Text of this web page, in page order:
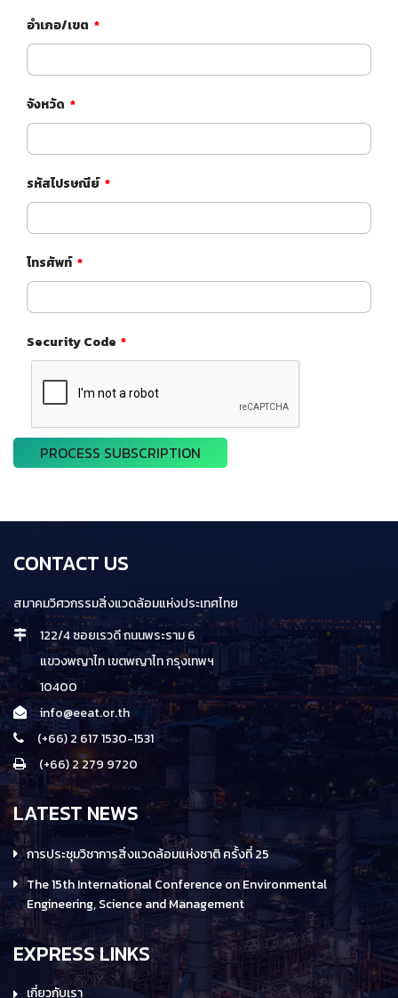
อำเภอ/เขต *
จังหวัด *
รหัสไปรษณีย์​ *
โทรศัพท์ *
Security Code *
CONTACT US
สมาคมวิศวกรรมสิ่งแวดล้อมแห่งประเทศไทย
122/4 ซอยเรวดี ถนนพระราม 6
แขวงพญาไท เขตพญาไท กรุงเทพฯ
10400
info@eeat.or.th
(+66) 2 617 1530-1531
(+66) 2 279 9720
LATEST NEWS
การประชุมวิชาการสิ่งแวดล้อมแห่งชาติ ครั้งที่ 25
The 15th International Conference on Environmental
Engineering, Science and Management
EXPRESS LINKS
เกี่ยวกับเรา